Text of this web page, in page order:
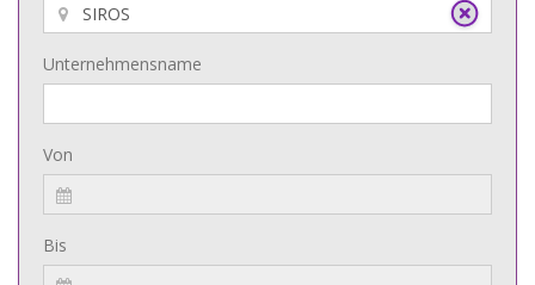
Unternehmensname
Von
Bis